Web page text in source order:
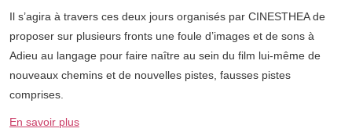
Il s’agira à travers ces deux jours organisés par CINESTHEA de
proposer sur plusieurs fronts une foule d’images et de sons à
Adieu au langage pour faire naître au sein du film lui-même de
nouveaux chemins et de nouvelles pistes, fausses pistes
comprises.
En savoir plus